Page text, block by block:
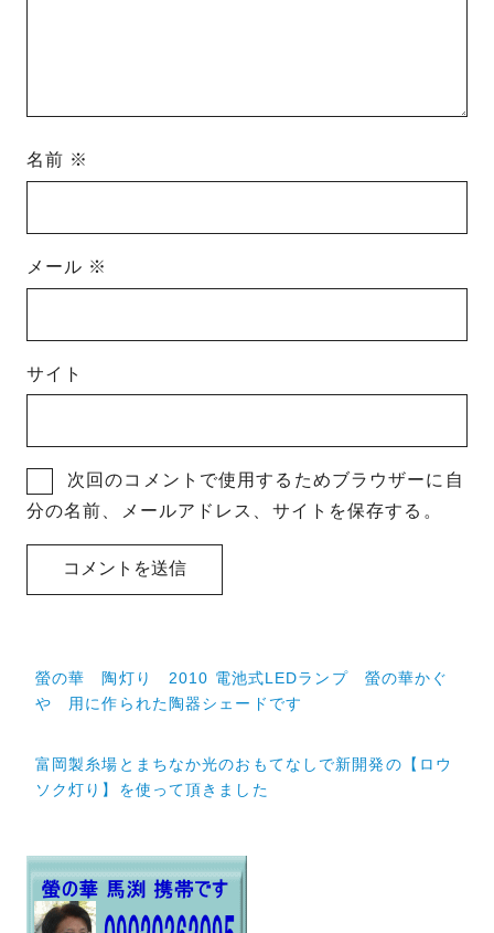
名前 ※
メール ※
サイト
次回のコメントで使用するためブラウザーに自
分の名前、メールアドレス、サイトを保存する。
投
稿
ビ
シ
ョ
螢の華 陶灯り 2010 電池式LEDランプ 螢の華かぐ
や 用に作られた陶器シェードです
富岡製糸場とまちなか光のおもてなしで新開発の【ロウ
ソク灯り】を使って頂きました